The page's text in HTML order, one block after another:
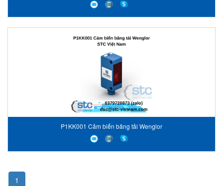
P1KK001 Cảm biến băng tải Wenglor
1